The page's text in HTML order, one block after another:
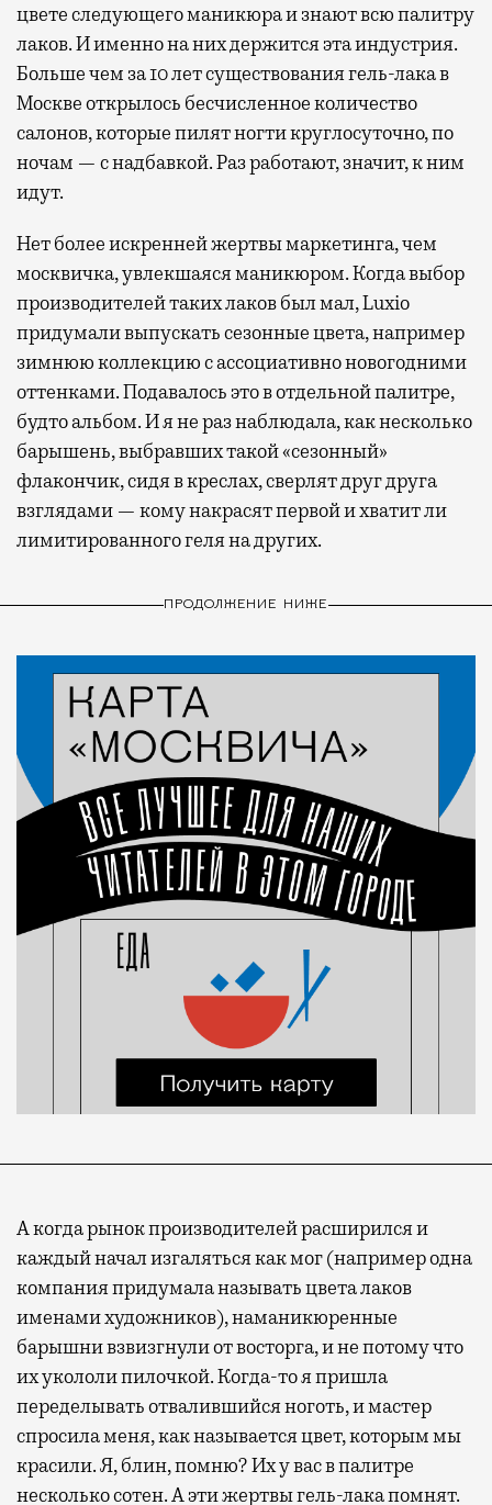
цвете следующего маникюра и знают всю палитру
лаков. И именно на них держится эта индустрия.
Больше чем за 10 лет существования гель-лака в
Москве открылось бесчисленное количество
салонов, которые пилят ногти круглосуточно, по
ночам — с надбавкой. Раз работают, значит, к ним
идут.
Нет более искренней жертвы маркетинга, чем
москвичка, увлекшаяся маникюром. Когда выбор
производителей таких лаков был мал, Luxio
придумали выпускать сезонные цвета, например
зимнюю коллекцию с ассоциативно новогодними
оттенками. Подавалось это в отдельной палитре,
будто альбом. И я не раз наблюдала, как несколько
барышень, выбравших такой «сезонный»
флакончик, сидя в креслах, сверлят друг друга
взглядами — кому накрасят первой и хватит ли
лимитированного геля на других.
ПРОДОЛЖЕНИЕ НИЖЕ
А когда рынок производителей расширился и
каждый начал изгаляться как мог (например одна
компания придумала называть цвета лаков
именами художников), наманикюренные
барышни взвизгнули от восторга, и не потому что
их укололи пилочкой. Когда-то я пришла
переделывать отвалившийся ноготь, и мастер
спросила меня, как называется цвет, которым мы
красили. Я, блин, помню? Их у вас в палитре
несколько сотен. А эти жертвы гель-лака помнят.